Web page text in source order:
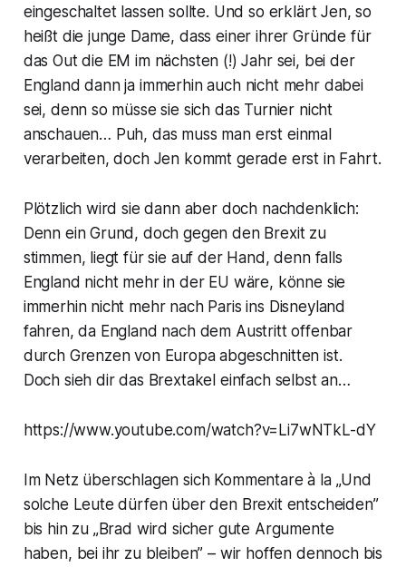
eingeschaltet lassen sollte. Und so erklärt Jen, so
heißt die junge Dame, dass einer ihrer Gründe für
das Out die EM im nächsten (!) Jahr sei, bei der
England dann ja immerhin auch nicht mehr dabei
sei, denn so müsse sie sich das Turnier nicht
anschauen… Puh, das muss man erst einmal
verarbeiten, doch Jen kommt gerade erst in Fahrt.
Plötzlich wird sie dann aber doch nachdenklich:
Denn ein Grund, doch gegen den Brexit zu
stimmen, liegt für sie auf der Hand, denn falls
England nicht mehr in der EU wäre, könne sie
immerhin nicht mehr nach Paris ins Disneyland
fahren, da England nach dem Austritt offenbar
durch Grenzen von Europa abgeschnitten ist.
Doch sieh dir das Brextakel einfach selbst an…
https://www.youtube.com/watch?v=Li7wNTkL-dY
Im Netz überschlagen sich Kommentare à la „Und
solche Leute dürfen über den Brexit entscheiden”
bis hin zu „Brad wird sicher gute Argumente
haben, bei ihr zu bleiben” – wir hoffen dennoch bis